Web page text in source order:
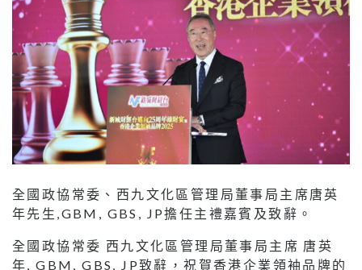
全國政協常委、西九文化區管理局董事局主席唐英
年先生,GBM, GBS, JP擔任主禮嘉賓及致辭。
全國政協常委 西九文化區管理局董事局主席 唐英
年, GBM, GBS, JP致辭，祝賀香港企業領袖品牌的